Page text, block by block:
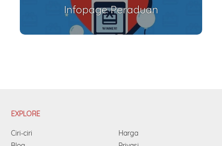
Infopage Peraduan
EXPLORE
Ciri-ciri
Harga